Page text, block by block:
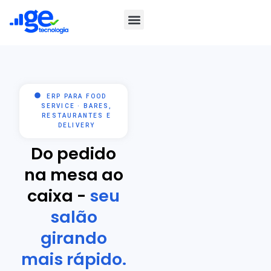
ERP PARA FOOD
SERVICE · BARES,
RESTAURANTES E
DELIVERY
Do pedido
na mesa ao
caixa - seu
salão
girando
mais rápido.